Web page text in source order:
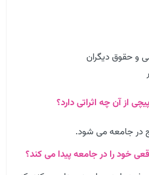
و حقوق دیگران
در جامعه می شود.